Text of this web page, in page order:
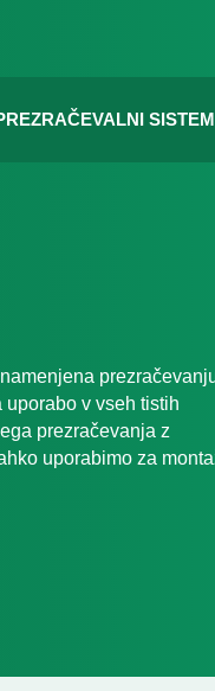
v vseh tistih
prezračevanja z
uporabimo za